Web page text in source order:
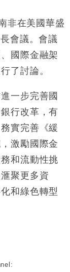
城亞洲CEO蔡德
逾3年最長跌勢
勝預期 貿易順
單日斥6.28萬億
部分彈藥庫存緊
元押注未上市公
非在美國華盛
會議。會議
國際金融架
了討論。
一步完善國
行改革，有
實完善《緩
激勵國際金
和流動性挑
聚更多資
和綠色轉型